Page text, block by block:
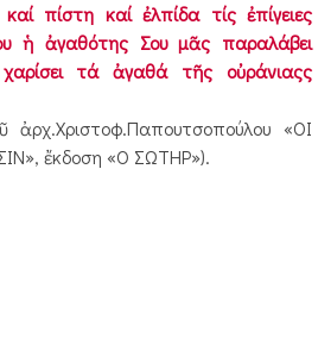
πίστη καί ἐλπίδα τίς ἐπίγειες
ἡ ἀγαθότης Σου μᾶς παραλάβει
τά ἀγαθά τῆς οὐράνιαςς
«ΟΙ
ἔκδοση «Ο ΣΩΤΗΡ»).